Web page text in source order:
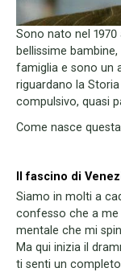
Sono nato nel
bellissime
famiglia e sono un
riguardano la
compulsivo, quasi
Come nasce
Il fascino di
Siamo in molti a
confesso che a
mentale che mi
Ma qui inizia il
ti senti un